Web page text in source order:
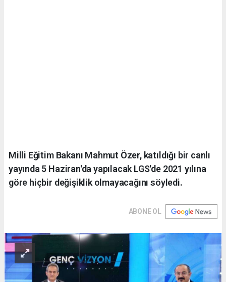
Milli Eğitim Bakanı Mahmut Özer, katıldığı bir canlı
yayında 5 Haziran'da yapılacak LGS'de 2021 yılına
göre hiçbir değişiklik olmayacağını söyledi.
ABONE OL